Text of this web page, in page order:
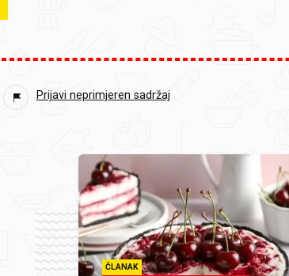
Prijavi neprimjeren sadržaj
ČLANAK